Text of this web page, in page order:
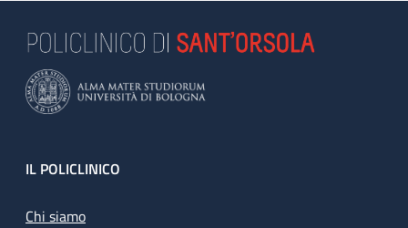
Footer
IL POLICLINICO
Chi siamo